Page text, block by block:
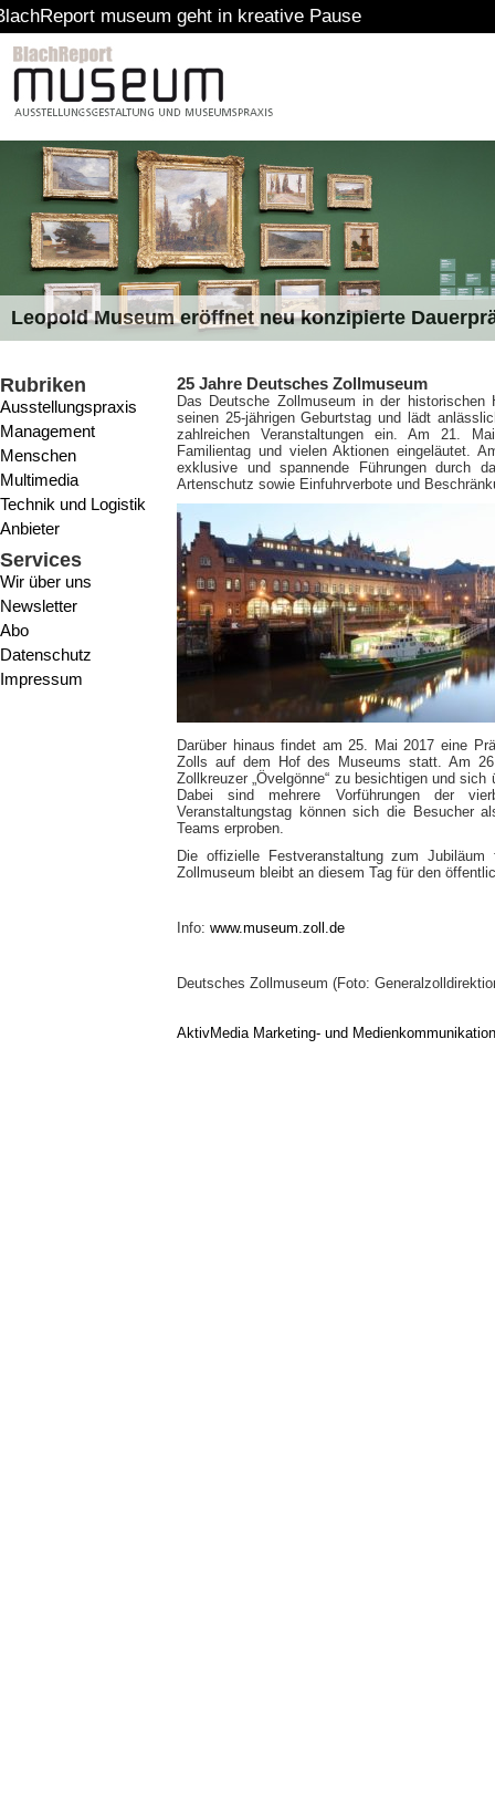
geht in kreative Pause
Leopold Museum eröffnet neu konzipierte
Rubriken
Ausstellungspraxis
Management
Menschen
Multimedia
Technik und Logistik
Anbieter
Services
Wir über uns
Newsletter
Abo
Datenschutz
Impressum
25 Jahre Deutsches Zollmuseum
Das Deutsche Zollmuseum in der
seinen 25-jährigen Geburtstag und lädt
zahlreichen Veranstaltungen ein. Am 21.
Familientag und vielen Aktionen eingeläutet.
exklusive und spannende Führungen durch
Artenschutz sowie Einfuhrverbote und
Darüber hinaus findet am 25. Mai 2017 eine
Zolls auf dem Hof des Museums statt. Am
Zollkreuzer „Övelgönne“ zu besichtigen und
Dabei sind mehrere Vorführungen der
Veranstaltungstag können sich die Besucher
Teams erproben.
Die offizielle Festveranstaltung zum
Zollmuseum bleibt an diesem Tag für den
Info: www.museum.zoll.de
Deutsches Zollmuseum (Foto:
AktivMedia Marketing- und